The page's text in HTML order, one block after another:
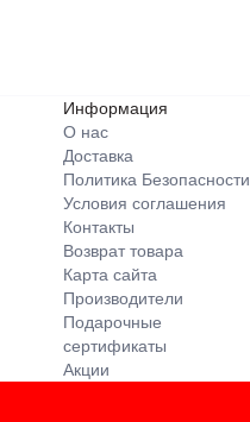
Информация
О нас
Доставка
Политика Безопасности
Условия соглашения
Контакты
Возврат товара
Карта сайта
Производители
Подарочные
сертификаты
Акции